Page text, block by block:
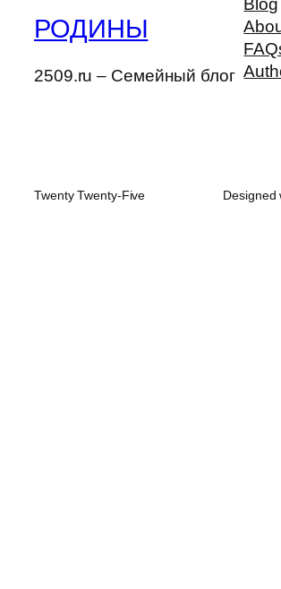
РОДИНЫ
2509.ru – Семейный блог
Blog
Twenty Twenty-Five Designed